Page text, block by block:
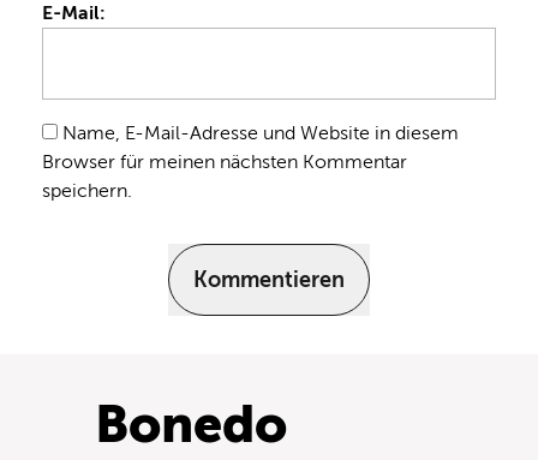
E-Mail:
Name, E-Mail-Adresse und Website in diesem
Browser für meinen nächsten Kommentar
speichern.
Kommentieren
Bonedo